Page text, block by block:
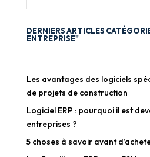
DERNIERS ARTICLES
ENTREPRISE"
Les avantages des logiciels
de projets de construction
Logiciel ERP : pourquoi il est
entreprises ?
5 choses à savoir avant